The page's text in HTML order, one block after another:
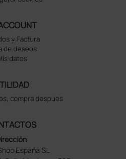
y Factura
de deseos
datos
compra despues
España SL